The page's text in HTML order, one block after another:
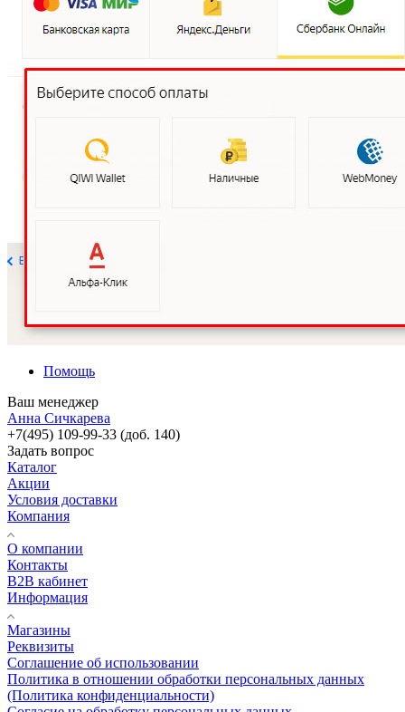
Помощь
Ваш менеджер
Анна Сичкарева
+7(495) 109-99-33 (доб. 140)
Задать вопрос
Каталог
Акции
Условия доставки
Компания
О компании
Контакты
B2B кабинет
Информация
Магазины
Реквизиты
Соглашение об использовании
Политика в отношении обработки персональных данных
(Политика конфиденциальности)